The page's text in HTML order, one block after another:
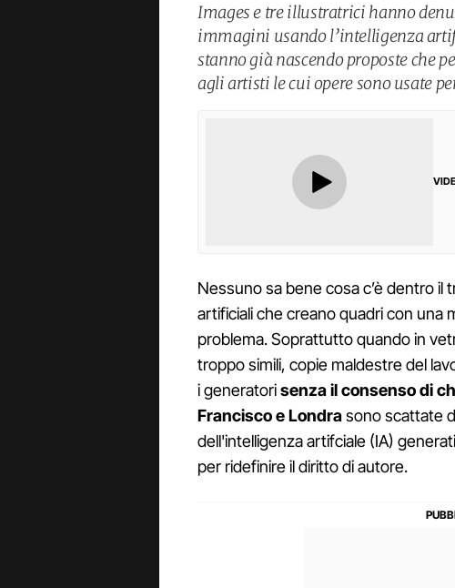
Images e tre illustratrici hanno
immagini usando l’intelligenza
stanno già nascendo proposte che
agli artisti le cui opere sono usate
Nessuno sa bene cosa c’è dentro il
artificiali che creano quadri con una
problema. Soprattutto quando in
troppo simili, copie maldestre del
i generatorisenza il consenso di
Francisco e Londrasono scattate
dell'intelligenza artifciale (IA)
per ridefinire il diritto di autore.